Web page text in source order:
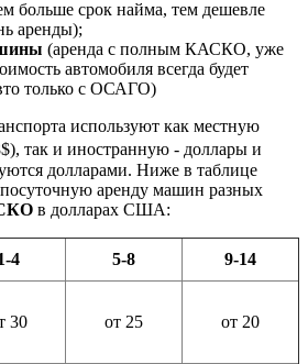
больше срок найма, тем дешевле
аренды);
(аренда с полным КАСКО, уже
автомобиля всегда будет
только с ОСАГО)
используют как местную
так и иностранную - доллары и
долларами. Ниже в таблице
аренду машин разных
в долларах США:
4 5-8
9-14
30 от 25 от 20